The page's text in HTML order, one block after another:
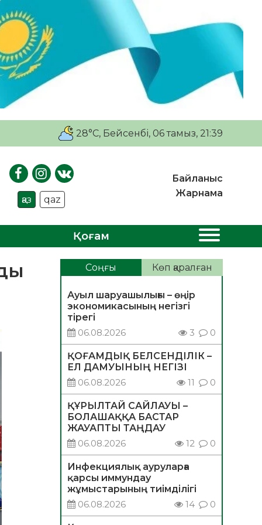
28°C, Бейсенбі, 06 тамыз, 21:39
қаз qaz
Байланыс
Жарнама
Қоғам
Соңғы Көп қаралған
Ауыл шаруашылығы – өңір
экономикасының негізгі
тірегі
06.08.2026
3 0
ҚОҒАМДЫҚ БЕЛСЕНДІЛІК –
ЕЛ ДАМУЫНЫҢ НЕГІЗІ
06.08.2026
11 0
ҚҰРЫЛТАЙ САЙЛАУЫ –
БОЛАШАҚҚА БАСТАР
ЖАУАПТЫ ТАҢДАУ
06.08.2026
12 0
Инфекциялық ауруларға
қарсы иммундау
жұмыстарының тиімділігі
06.08.2026
14 0